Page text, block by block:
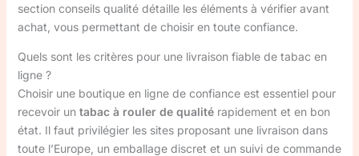
section conseils qualité détaille les éléments à vérifier avant
achat, vous permettant de choisir en toute confiance.
Quels sont les critères pour une livraison fiable de tabac en
ligne ?
Choisir une boutique en ligne de confiance est essentiel pour
recevoir un tabac à rouler de qualitérapidement et en bon
état. Il faut privilégier les sites proposant une livraison dans
toute l’Europe, un emballage discret et un suivi de commande